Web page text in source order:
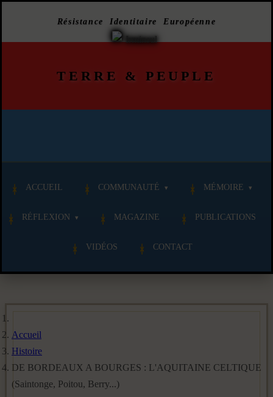
Résistance Identitaire Européenne
TERRE & PEUPLE
ACCUEIL COMMUNAUTÉ MÉMOIRE
RÉFLEXION MAGAZINE PUBLICATIONS
VIDÉOS CONTACT
Accueil
Histoire
DE BORDEAUX A BOURGES : L'AQUITAINE CELTIQUE
(Saintonge, Poitou, Berry...)